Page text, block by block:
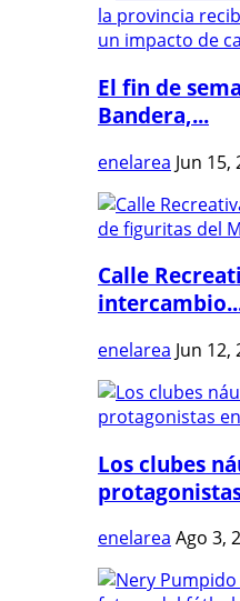
El fin de
Bandera,...
enelarea Jun 15,
Calle
enelarea Jun 12,
Los clubes
enelarea Ago 3,